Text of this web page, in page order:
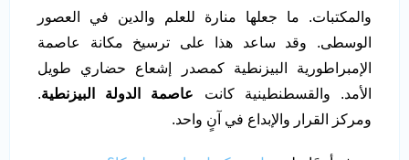
والمكتبات. ما جعلها منارة للعلم والدين في العصور
الوسطى. وقد ساعد هذا على ترسيخ مكانة عاصمة
الإمبراطورية البيزنطية كمصدر إشعاع حضاري طويل
الأمد. والقسطنطينية كانت عاصمة الدولة البيزنطية.
ومركز القرار والإبداع في آنٍ واحد.